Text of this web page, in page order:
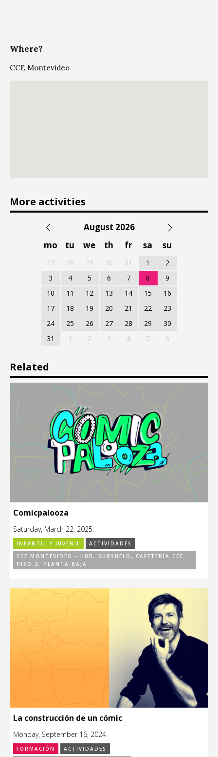
Where?
CCE Montevideo
More activities
August 2026
mo
tu we th fr sa su
27 28 29 30 31 1
2
3
4 5 6 7 8
9
10
11 12 13 14 15
16
17
18 19 20 21 22
23
24
25 26 27 28 29
30
31
1 2 3 4 5 6
Related
Comicpalooza
Saturday, March 22, 2025.
INFANTIL Y JUVENIL
ACTIVIDADES
CCE MONTEVIDEO - HUB, SUBSUELO, CAFETERÍA CCE,
PISO 2, PLANTA BAJA
La construcción de un cómic
Monday, September 16, 2024.
FORMACIÓN ACTIVIDADES